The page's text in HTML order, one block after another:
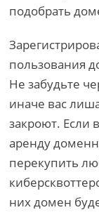
подобрать
пользования
Не забудьте
иначе вас
закроют. Если
аренду
перекупить
них домен